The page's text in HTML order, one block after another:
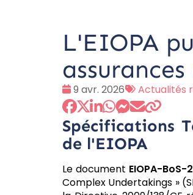
L'EIOPA
Date
:
9 avr. 2026
Tags
:
Actualités
Spécifications
de l'EIOPA
Le document EIOPA-
Complex Undertakings »